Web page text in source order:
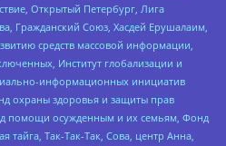
Открытый Петербург, Лига
Гражданский Союз, Хасдей Ерушалаим,
средств массовой информации,
Институт глобализации и
информационных инициатив
охраны здоровья и защиты прав
помощи осужденным и их семьям, Фонд
тайга, Так-Так-Так, Сова, центр Анна,